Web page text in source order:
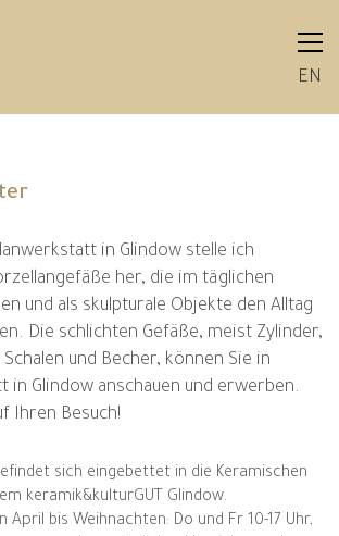
EN
in Glindow stelle ich
her, die im täglichen
und als skulpturale Objekte den Alltag
Die schlichten Gefäße, meist Zylinder,
Schalen und Becher, können Sie in
in Glindow anschauen und erwerben.
Ihren Besuch!
sich eingebettet in die Keramischen
keramik&kulturGUT Glindow.
April bis Weihnachten: Do und Fr 10-17 Uhr,